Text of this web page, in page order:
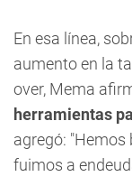
En esa línea,
aumento en la
over, Mema
herramientas
agregó: "Hemos
fuimos a